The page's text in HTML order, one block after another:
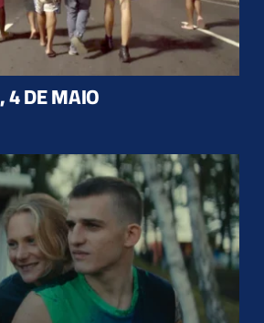
4 DE MAIO